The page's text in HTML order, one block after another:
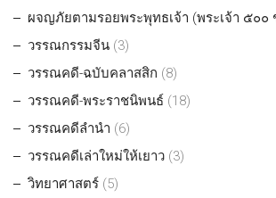
ผจญภัยตามรอยพระพุทธเจ้า (พระเจ้า ๕๐๐
วรรณกรรมจีน (3)
วรรณคดี-ฉบับคลาสสิก (8)
วรรณคดี-พระราชนิพนธ์ (18)
วรรณคดีลำนำ (6)
วรรณคดีเล่าใหม่ให้เยาว (3)
วิทยาศาสตร์ (5)